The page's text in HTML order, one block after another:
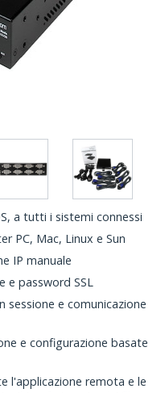
a tutti i sistemi connessi
PC, Mac, Linux e Sun
IP manuale
e password SSL
e comunicazione
e configurazione basate
l'applicazione remota e le